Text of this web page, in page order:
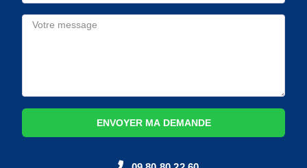
ENVOYER MA DEMANDE